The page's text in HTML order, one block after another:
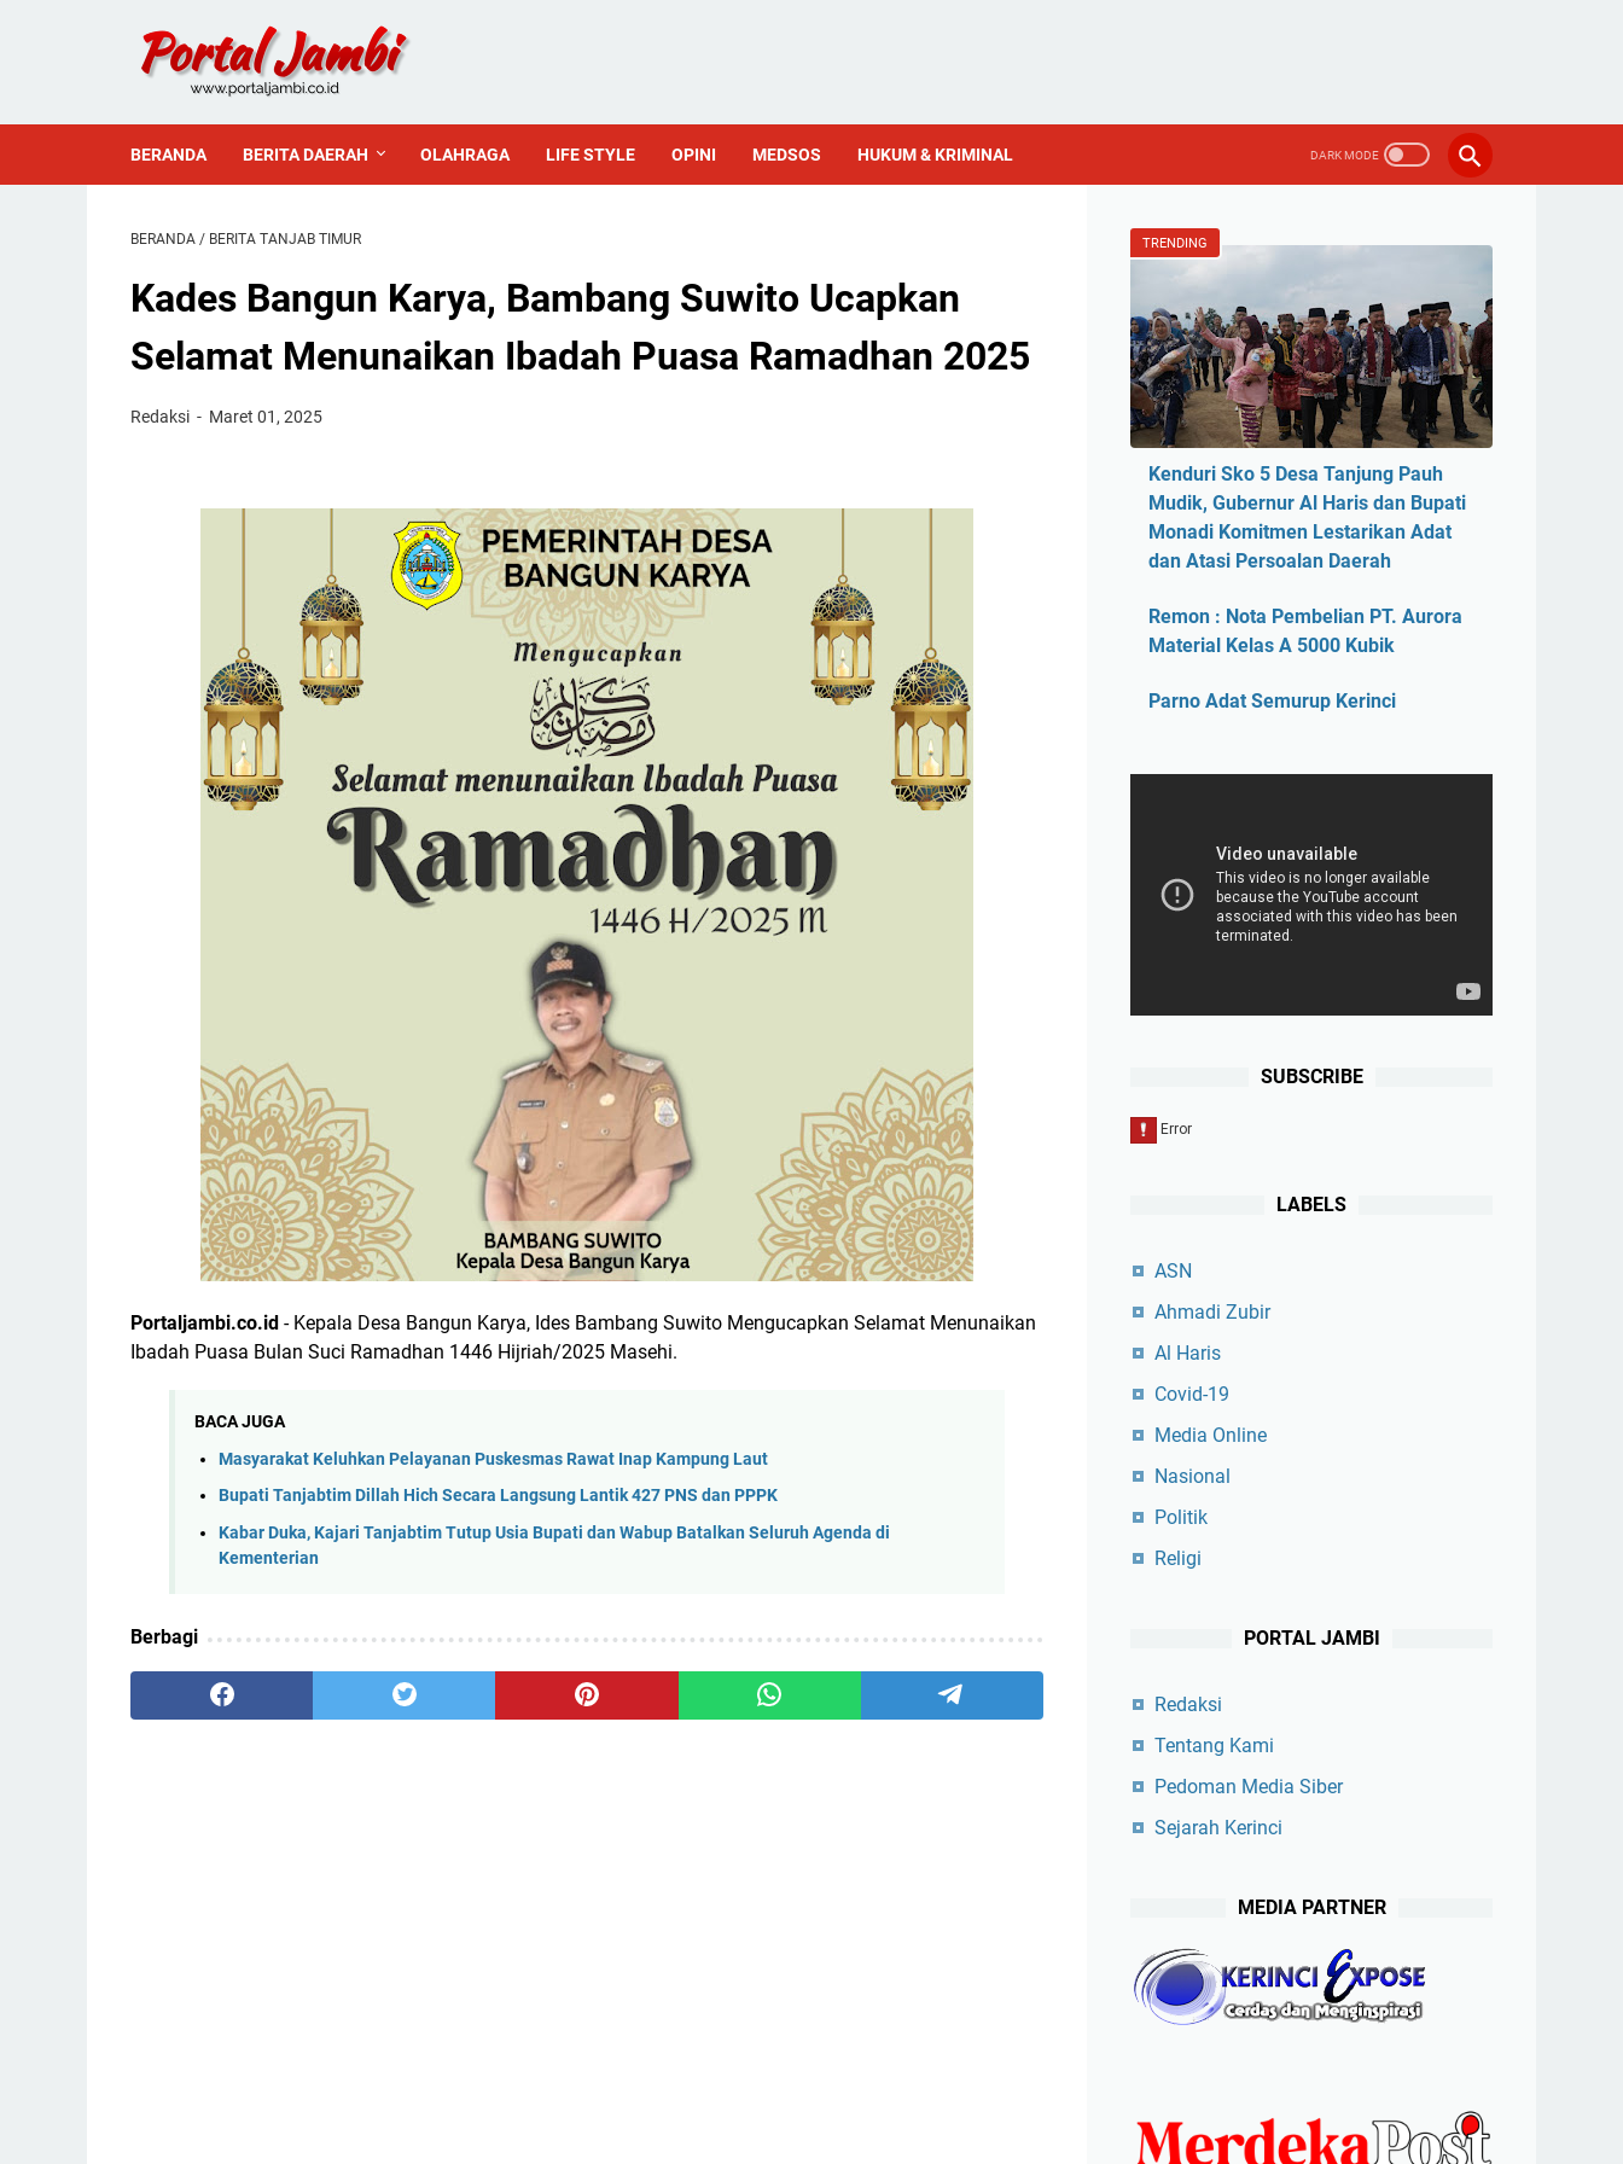
BERANDA BERITA DAERAH OLAHRAGA LIFE STYLE OPINI MEDSOS HUKUM & KRIMINAL
BERANDA / BERITA TANJAB TIMUR
Kades Bangun Karya, Bambang Suwito Ucapkan
Selamat Menunaikan Ibadah Puasa Ramadhan 2025
Redaksi Maret 01, 2025
Portaljambi.co.id - Kepala Desa Bangun Karya, Ides Bambang Suwito Mengucapkan Selamat Menunaikan
Ibadah Puasa Bulan Suci Ramadhan 1446 Hijriah/2025 Masehi.
BACA JUGA
Masyarakat Keluhkan Pelayanan Puskesmas Rawat Inap Kampung Laut
Bupati Tanjabtim Dillah Hich Secara Langsung Lantik 427 PNS dan PPPK
Kabar Duka, Kajari Tanjabtim Tutup Usia Bupati dan Wabup Batalkan Seluruh Agenda di
Kementerian
Berbagi
TRENDING
Kenduri Sko 5 Desa Tanjung Pauh
Mudik, Gubernur Al Haris dan Bupati
Monadi Komitmen Lestarikan Adat
dan Atasi Persoalan Daerah
Remon : Nota Pembelian PT. Aurora
Material Kelas A 5000 Kubik
Parno Adat Semurup Kerinci
SUBSCRIBE
LABELS
ASN
Ahmadi Zubir
Al Haris
Covid-19
Media Online
Nasional
Politik
Religi
PORTAL JAMBI
Redaksi
Tentang Kami
Pedoman Media Siber
Sejarah Kerinci
MEDIA PARTNER